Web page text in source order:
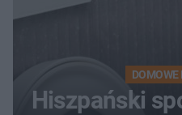
DOMOWE
Hiszpański